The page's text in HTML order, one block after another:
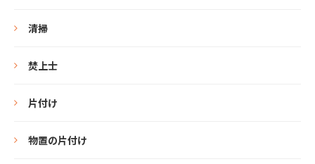
清掃
焚上士
片付け
物置の片付け